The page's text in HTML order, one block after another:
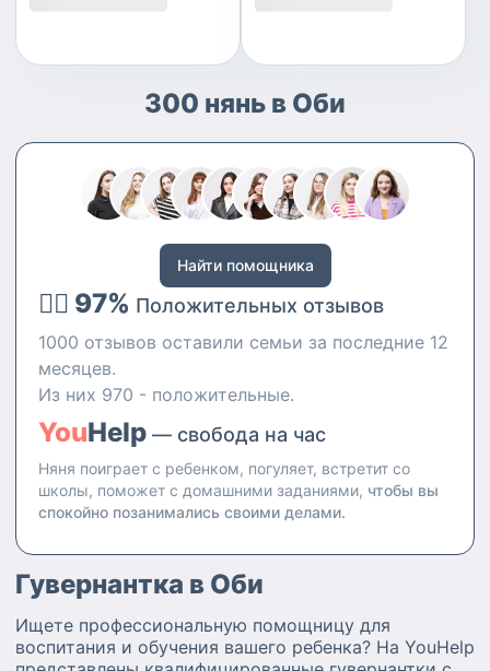
300 нянь в Оби
Найти помощника
👍🏻 97% Положительных отзывов
1000 отзывов оставили семьи за последние 12
месяцев.
Из них 970 - положительные.
YouHelp — свобода на час
Няня поиграет с ребенком, погуляет, встретит со
школы, поможет с домашними заданиями, чтобы вы
спокойно позанимались своими делами.
Гувернантка в Оби
Ищете профессиональную помощницу для
воспитания и обучения вашего ребенка? На YouHelp